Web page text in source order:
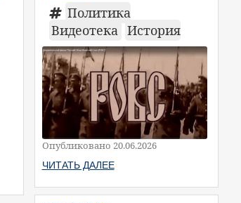
Политика
Видеотека История
Опубликовано 20.06.2026
ЧИТАТЬ ДАЛЕЕ